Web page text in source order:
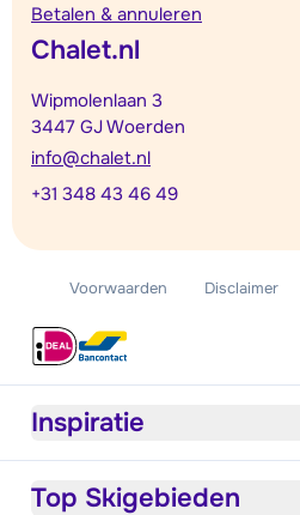
Betalen & annuleren
Chalet.nl
Wipmolenlaan 3
3447 GJ Woerden
info@chalet.nl
+31 348 43 46 49
Voorwaarden Disclaimer
Inspiratie
Top Skigebieden